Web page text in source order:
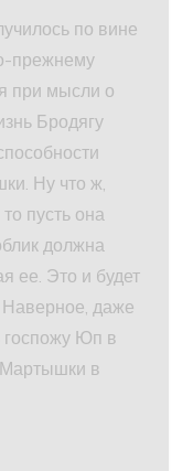
по вине
прежнему
при мысли о
Бродягу
Ну что ж,
пусть она
должна
ее. Это и будет
даже
Юп в
Мартышки в